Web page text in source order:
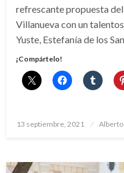
refrescante propuesta
Villanueva con un
Yuste, Estefanía de los
¡Compártelo!
Publicado
13 septiembre, 2021 Alberto